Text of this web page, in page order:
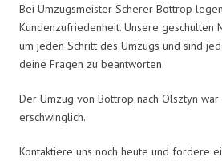
Bei Umzugsmeister Scherer Bottrop
Kundenzufriedenheit. Unsere geschulten
um jeden Schritt des Umzugs und sind
deine Fragen zu beantworten.
Der Umzug von Bottrop nach Olsztyn
erschwinglich.
Kontaktiere uns noch heute und fordere